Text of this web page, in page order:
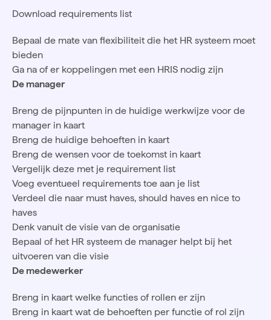
Download requirements list
Bepaal de mate van flexibiliteit die het HR systeem moet
bieden
Ga na of er koppelingen met een HRIS nodig zijn
De manager
Breng de pijnpunten in de huidige werkwijze voor de
manager in kaart
Breng de huidige behoeften in kaart
Breng de wensen voor de toekomst in kaart
Vergelijk deze met je requirement list
Voeg eventueel requirements toe aan je list
Verdeel die naar must haves, should haves en nice to
haves
Denk vanuit de visie van de organisatie
Bepaal of het HR systeem de manager helpt bij het
uitvoeren van die visie
De medewerker
Breng in kaart welke functies of rollen er zijn
Breng in kaart wat de behoeften per functie of rol zijn